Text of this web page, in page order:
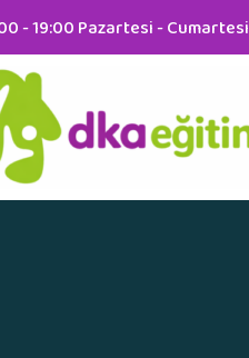
- 19:00 Pazartesi - Cumartesi